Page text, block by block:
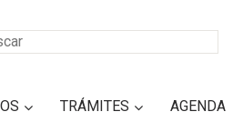
TRÁMITES AGENDA